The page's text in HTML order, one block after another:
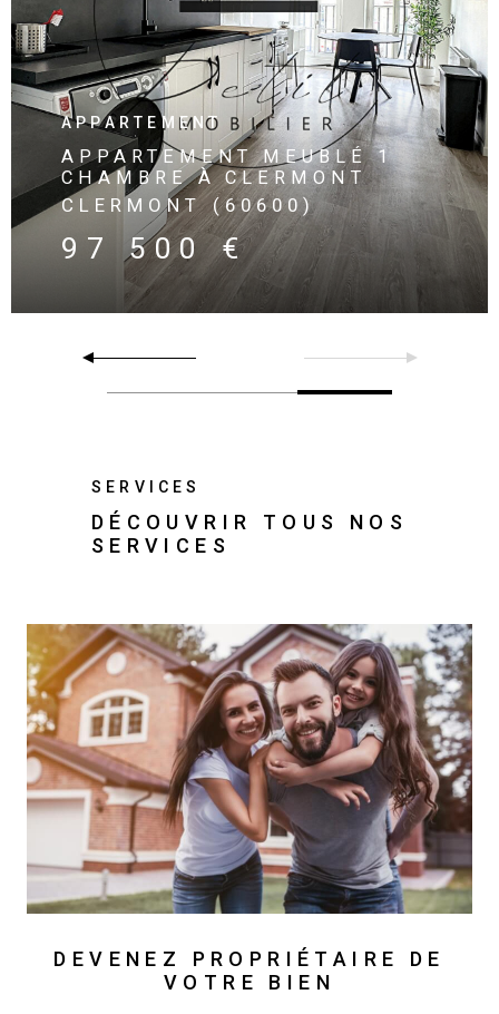
APPARTEMENT
APPARTEMENT MEUBLÉ 1
CHAMBRE À CLERMONT
CLERMONT (60600)
97 500 €
VOIR LE BIEN
SERVICES
DÉCOUVRIR TOUS NOS
SERVICES
DEVENEZ PROPRIÉTAIRE DE
VOTRE BIEN